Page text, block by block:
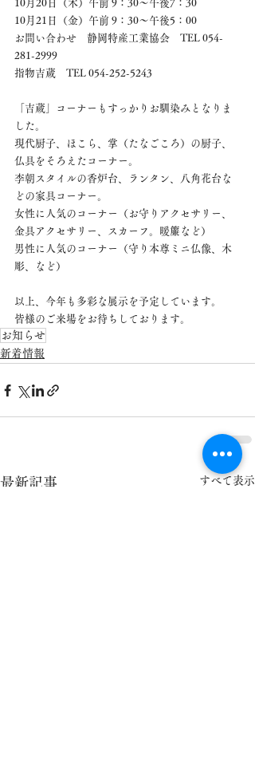
10月20日（木）午前 9：30〜午後7：30
10月21日（金）午前 9：30〜午後5：00
お問い合わせ　静岡特産工業協会　TEL 054-
281-2999
指物吉蔵　TEL 054-252-5243
「吉蔵」コーナーもすっかりお馴染みとなりま
した。
現代厨子、ほこら、掌（たなごころ）の厨子、
仏具をそろえたコーナー。
李朝スタイルの香炉台、ランタン、八角花台な
どの家具コーナー。
女性に人気のコーナー（お守りアクセサリー、
金具アクセサリー、スカーフ。暖簾など）
男性に人気のコーナー（守り本尊ミニ仏像、木
彫、など）
以上、今年も多彩な展示を予定しています。
皆様のご来場をお待ちしております。
お知らせ
新着情報
最新記事 すべて表示